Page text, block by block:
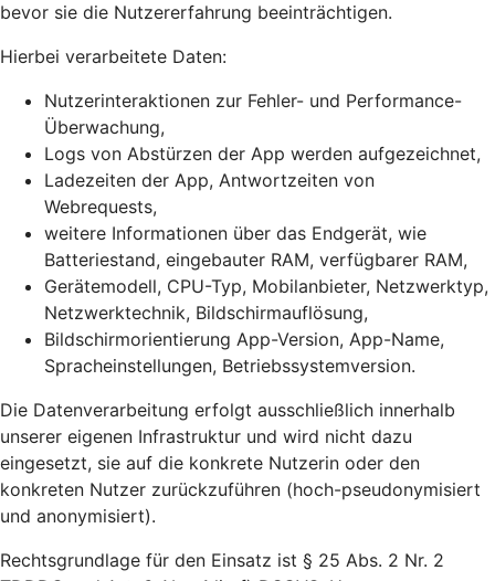
bevor sie die Nutzererfahrung beeinträchtigen.
Hierbei verarbeitete Daten:
Nutzerinteraktionen zur Fehler- und Performance-
Überwachung,
Logs von Abstürzen der App werden aufgezeichnet,
Ladezeiten der App, Antwortzeiten von
Webrequests,
weitere Informationen über das Endgerät, wie
Batteriestand, eingebauter RAM, verfügbarer RAM,
Gerätemodell, CPU-Typ, Mobilanbieter, Netzwerktyp,
Netzwerktechnik, Bildschirmauflösung,
Bildschirmorientierung App-Version, App-Name,
Spracheinstellungen, Betriebssystemversion.
Die Datenverarbeitung erfolgt ausschließlich innerhalb
unserer eigenen Infrastruktur und wird nicht dazu
eingesetzt, sie auf die konkrete Nutzerin oder den
konkreten Nutzer zurückzuführen (hoch-pseudonymisiert
und anonymisiert).
Rechtsgrundlage für den Einsatz ist § 25 Abs. 2 Nr. 2